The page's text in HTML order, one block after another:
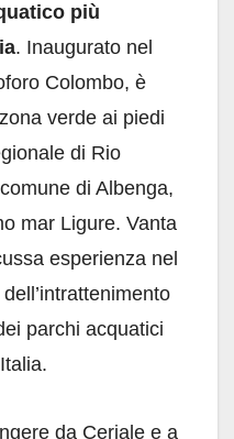
più
. Inaugurato nel
Colombo, è
verde ai piedi
di Rio
di Albenga,
mar Ligure. Vanta
esperienza nel
parchi acquatici
da Ceriale e a